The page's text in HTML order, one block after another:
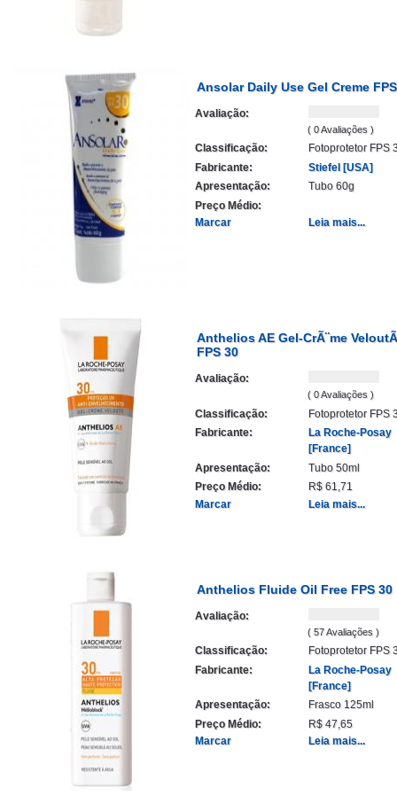
Ansolar Daily Use Gel Creme
Avaliação:
( 0 Avaliações )
Classificação:
Fotoprotetor FPS
Fabricante:
Stiefel [USA]
Apresentação:
Tubo 60g
Preço Médio:
Marcar
Leia mais...
Anthelios AE Gel-CrÃ¨me
FPS 30
Avaliação:
( 0 Avaliações )
Classificação:
Fotoprotetor FPS
Fabricante:
La Roche-Posay
[France]
Apresentação:
Tubo 50ml
Preço Médio:
R$ 61,71
Marcar
Leia mais...
Anthelios Fluide Oil Free FPS 30
Avaliação:
( 57 Avaliações )
Classificação:
Fotoprotetor FPS
Fabricante:
La Roche-Posay
[France]
Apresentação:
Frasco 125ml
Preço Médio:
R$ 47,65
Marcar
Leia mais...